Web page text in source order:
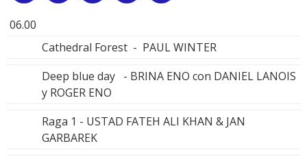
06.00
Cathedral Forest - PAUL WINTER
Deep blue day - BRINA ENO con DANIEL LANOIS
y ROGER ENO
Raga 1 - USTAD FATEH ALI KHAN & JAN
GARBAREK